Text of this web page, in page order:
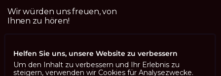
Wir würden uns freuen, von
Ihnen zu hören!
Helfen Sie uns, unsere Website zu verbessern
Um den Inhalt zu verbessern und Ihr Erlebnis zu
steigern, verwenden wir Cookies für Analysezwecke.